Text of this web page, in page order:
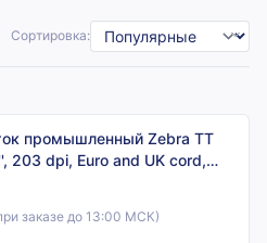
Сортировка:
промышленный Zebra TT
203 dpi, Euro and UK cord,
Ethernet, Bluetooth 4.0, USB
заказе до 13:00 МСК)